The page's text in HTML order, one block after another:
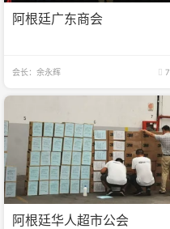
阿根廷广东商会
会长：余永辉 7
阿根廷华人超市公会